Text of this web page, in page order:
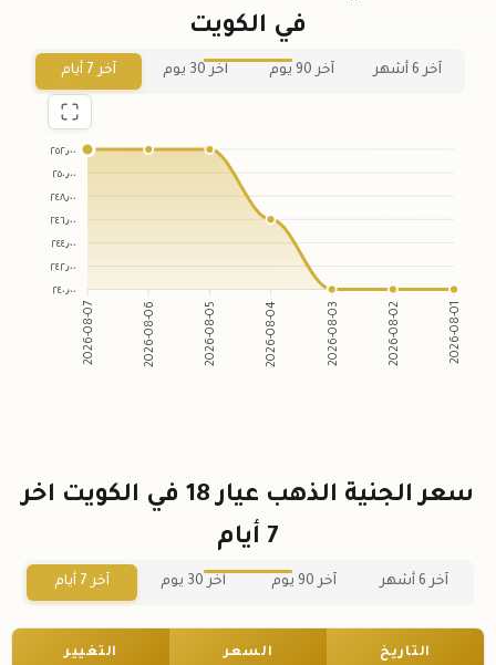
في الكويت
آخر 6 أشهر آخر 90 يوم آخر 30 يوم آخر 7 أيام
٢٥٢٫٠٠
٢٥٠٫٠٠
٢٤٨٫٠٠
٢٤٦٫٠٠
٢٤٤٫٠٠
٢٤٢٫٠٠
٢٤٠٫٠٠
2026-08-07 2026-08-06 2026-08-05 2026-08-04 2026-08-03 2026-08-02 2026-08-01
سعر الجنية الذهب عيار 18 في الكويت اخر
7 أيام
آخر 6 أشهر آخر 90 يوم آخر 30 يوم آخر 7 أيام
التاريخ السعر التغيير